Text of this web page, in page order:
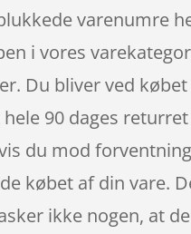
varenumre
i vores
Du bliver ved købet
90 dages
du mod
købet af din vare.
ikke nogen, at